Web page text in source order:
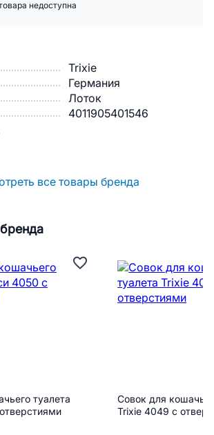
Trixie
Германия
Лоток
4011905401546
все товары бренда
недоступна
туалета
Совок для
Trixie 4049 с